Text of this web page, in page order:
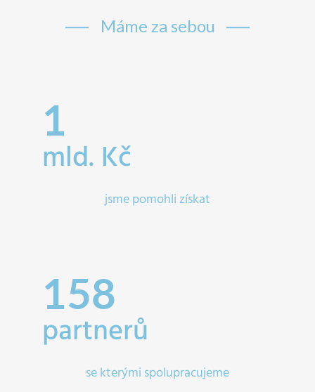
Máme za sebou
1
mld. Kč
jsme pomohli získat
158
partnerů
se kterými spolupracujeme